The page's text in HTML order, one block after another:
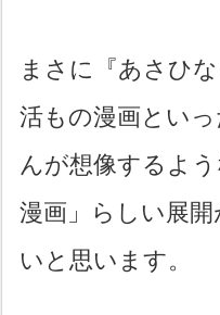
まさに『あさひ
活もの漫画とい
んが想像するよ
漫画」らしい展
いと思います。